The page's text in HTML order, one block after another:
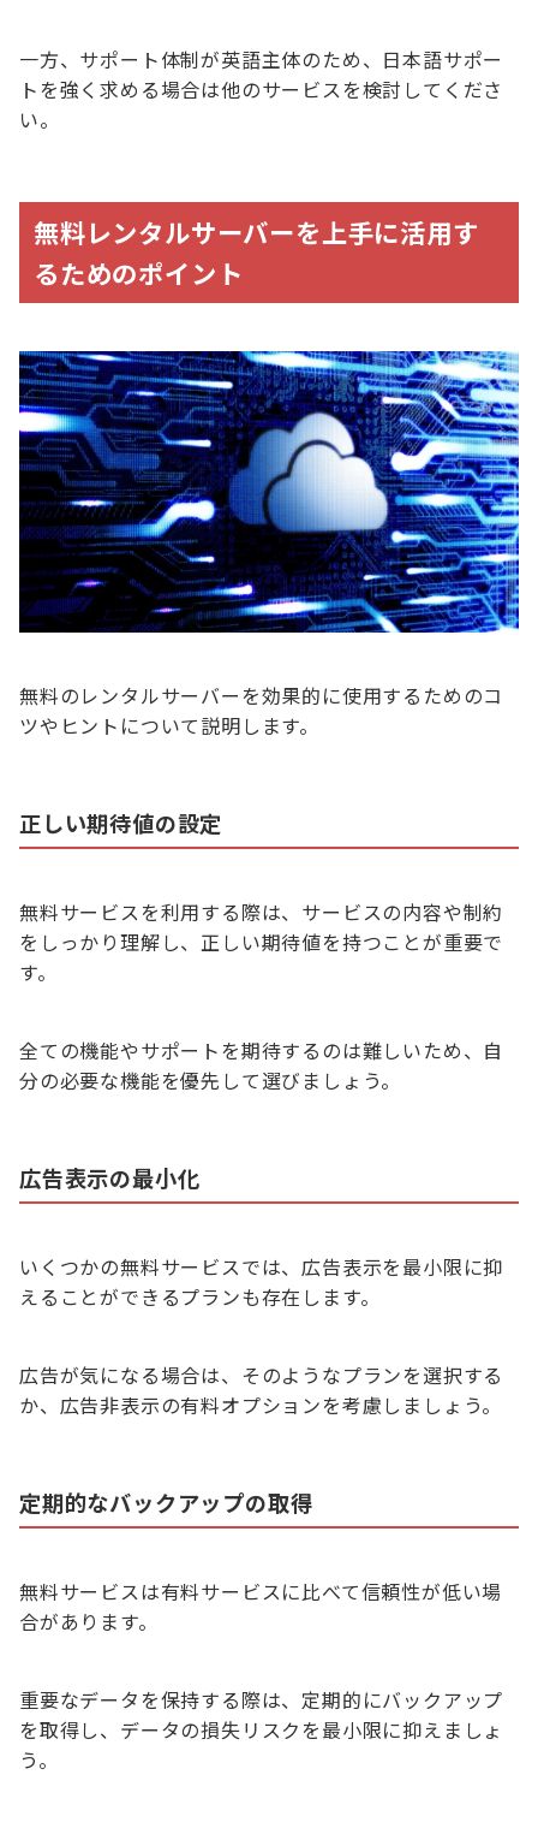
一方、サポート体制が英語主体のため、日本語サポー
トを強く求める場合は他のサービスを検討してくださ
い。
無料レンタルサーバーを上手に活用す
るためのポイント
無料のレンタルサーバーを効果的に使用するためのコ
ツやヒントについて説明します。
正しい期待値の設定
無料サービスを利用する際は、サービスの内容や制約
をしっかり理解し、正しい期待値を持つことが重要で
す。
全ての機能やサポートを期待するのは難しいため、自
分の必要な機能を優先して選びましょう。
広告表示の最小化
いくつかの無料サービスでは、広告表示を最小限に抑
えることができるプランも存在します。
広告が気になる場合は、そのようなプランを選択する
か、広告非表示の有料オプションを考慮しましょう。
定期的なバックアップの取得
無料サービスは有料サービスに比べて信頼性が低い場
合があります。
重要なデータを保持する際は、定期的にバックアップ
を取得し、データの損失リスクを最小限に抑えましょ
う。